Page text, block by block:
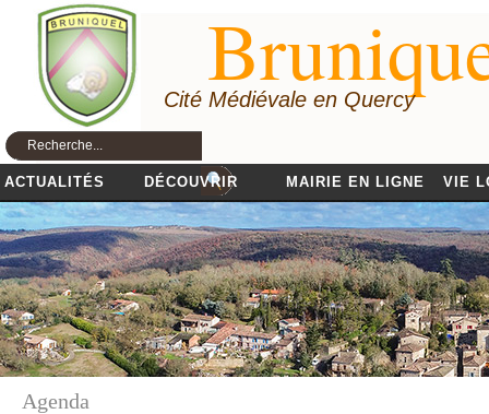
Cité Médiévale en Quercy
ACTUALITÉS DÉCOUVRIR MAIRIE EN LIGNE VIE
Agenda